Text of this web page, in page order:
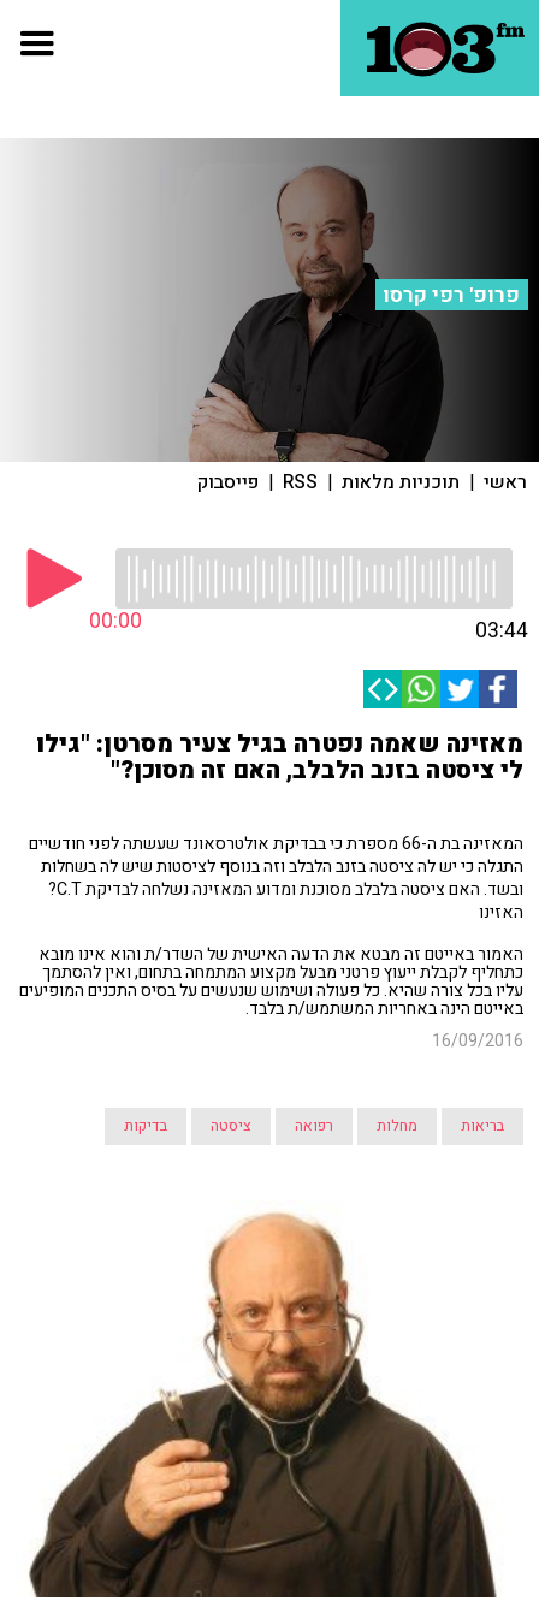
פרופ' רפי קרסו
ראשי | תוכניות מלאות |
RSS
| פייסבוק
00:00 03:44
מאזינה שאמה נפטרה בגיל צעיר מסרטן: "גילו
לי ציסטה בזנב הלבלב, האם זה מסוכן?"
המאזינה בת ה-66 מספרת כי בבדיקת אולטרסאונד שעשתה לפני חודשיים
התגלה כי יש לה ציסטה בזנב הלבלב וזה בנוסף לציסטות שיש לה בשחלות
ובשד. האם ציסטה בלבלב מסוכנת ומדוע המאזינה נשלחה לבדיקת C.T?
האזינו
האמור באייטם זה מבטא את הדעה האישית של השדר/ת והוא אינו מובא
כתחליף לקבלת ייעוץ פרטני מבעל מקצוע המתמחה בתחום, ואין להסתמך
עליו בכל צורה שהיא. כל פעולה ושימוש שנעשים על בסיס התכנים המופיעים
באייטם הינה באחריות המשתמש/ת בלבד.
16/09/2016
בריאות מחלות רפואה ציסטה בדיקות